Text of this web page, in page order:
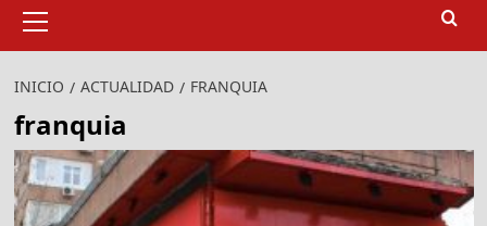
primario
INICIO ACTUALIDAD FRANQUIA
franquia